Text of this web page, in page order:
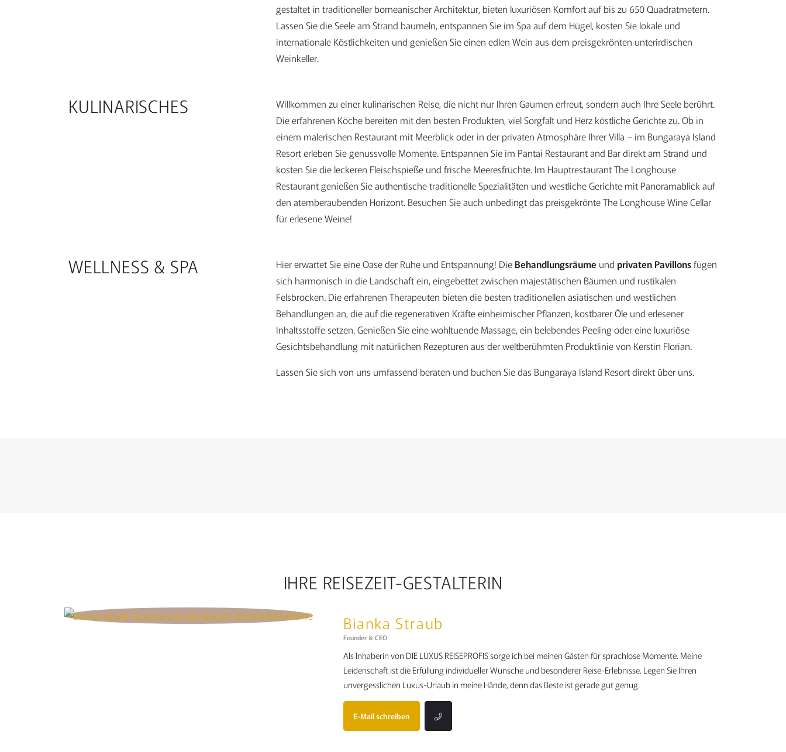
gestaltet in traditioneller borneanischer Architektur, bieten luxuriösen Komfort auf bis zu 650 Quadratmetern.
Lassen Sie die Seele am Strand baumeln, entspannen Sie im Spa auf dem Hügel, kosten Sie lokale und
internationale Köstlichkeiten und genießen Sie einen edlen Wein aus dem preisgekrönten unterirdischen
Weinkeller.
KULINARISCHES
Willkommen zu einer kulinarischen Reise, die nicht nur Ihren Gaumen erfreut, sondern auch Ihre Seele berührt.
Die erfahrenen Köche bereiten mit den besten Produkten, viel Sorgfalt und Herz köstliche Gerichte zu. Ob in
einem malerischen Restaurant mit Meerblick oder in der privaten Atmosphäre Ihrer Villa – im Bungaraya Island
Resort erleben Sie genussvolle Momente. Entspannen Sie im Pantai Restaurant and Bar direkt am Strand und
kosten Sie die leckeren Fleischspieße und frische Meeresfrüchte. Im Hauptrestaurant The Longhouse
Restaurant genießen Sie authentische traditionelle Spezialitäten und westliche Gerichte mit Panoramablick auf
den atemberaubenden Horizont. Besuchen Sie auch unbedingt das preisgekrönte The Longhouse Wine Cellar
für erlesene Weine!
WELLNESS & SPA Hier erwartet Sie eine Oase der Ruhe und Entspannung! Die Behandlungsräume und privaten Pavillonsfügen
sich harmonisch in die Landschaft ein, eingebettet zwischen majestätischen Bäumen und rustikalen
Felsbrocken. Die erfahrenen Therapeuten bieten die besten traditionellen asiatischen und westlichen
Behandlungen an, die auf die regenerativen Kräfte einheimischer Pflanzen, kostbarer Öle und erlesener
Inhaltsstoffe setzen. Genießen Sie eine wohltuende Massage, ein belebendes Peeling oder eine luxuriöse
Gesichtsbehandlung mit natürlichen Rezepturen aus der weltberühmten Produktlinie von Kerstin Florian.
Lassen Sie sich von uns umfassend beraten und buchen Sie das Bungaraya Island Resort direkt über uns.
IHRE REISEZEIT-GESTALTERIN
Bianka Straub
Founder & CEO
Als Inhaberin von DIE LUXUS REISEPROFIS sorge ich bei meinen Gästen für sprachlose Momente. Meine
Leidenschaft ist die Erfüllung individueller Wünsche und besonderer Reise-Erlebnisse. Legen Sie Ihren
unvergesslichen Luxus-Urlaub in meine Hände, denn das Beste ist gerade gut genug.
E-Mail schreiben